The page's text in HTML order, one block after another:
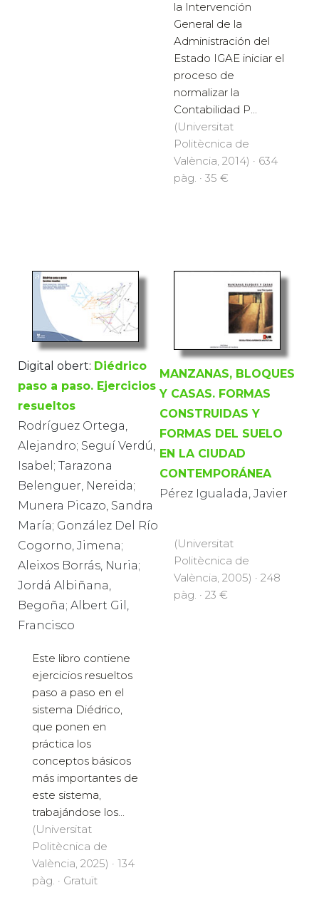
la Intervención
General de la
Administración del
Estado IGAE iniciar el
proceso de
normalizar la
Contabilidad P...
(Universitat
Politècnica de
València, 2014) · 634
pàg. · 35 €
Digital obert: Diédrico
paso a paso. Ejercicios
resueltos
Rodríguez Ortega,
Alejandro; Seguí Verdú,
Isabel; Tarazona
Belenguer, Nereida;
Munera Picazo, Sandra
María; González Del Río
Cogorno, Jimena;
Aleixos Borrás, Nuria;
Jordá Albiñana,
Begoña; Albert Gil,
Francisco
Este libro contiene
ejercicios resueltos
paso a paso en el
sistema Diédrico,
que ponen en
práctica los
conceptos básicos
más importantes de
este sistema,
trabajándose los...
(Universitat
Politècnica de
València, 2025) · 134
pàg. · Gratuït
MANZANAS, BLOQUES
Y CASAS. FORMAS
CONSTRUIDAS Y
FORMAS DEL SUELO
EN LA CIUDAD
CONTEMPORÁNEA
Pérez Igualada, Javier
(Universitat
Politècnica de
València, 2005) · 248
pàg. · 23 €